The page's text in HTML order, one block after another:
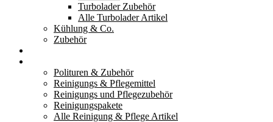
Turbolader Zubehör
Alle Turbolader Artikel
Kühlung & Co.
Zubehör
Polituren & Zubehör
Reinigungs & Pflegemittel
Reinigungs und Pflegezubehör
Reinigungspakete
Alle Reinigung & Pflege Artikel